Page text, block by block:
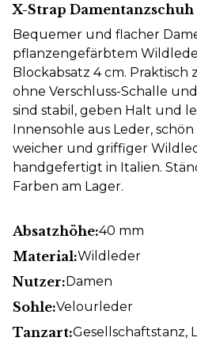
X-Strap
Bequemer und flacher
pflanzengefärbtem
Blockabsatz 4 cm.
ohne Verschluss-Schalle
sind stabil, geben Halt und
Innensohle aus Leder,
weicher und griffiger
handgefertigt in Italien.
Farben am Lager.
Absatzhöhe:40 mm
Material:Wildleder
Nutzer:Damen
Sohle:Velourleder
Tanzart:Gesellschaftstanz,